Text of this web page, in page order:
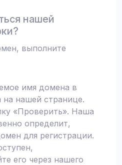
нашей
выполните
имя домена в
на нашей странице.
«Проверить». Наша
определит,
для регистрации.
его через нашего